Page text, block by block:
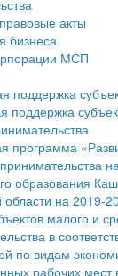
услуги
и АПК
Тверской
граждан
контроль
акты
бизнеса
МСП
поддержка
программа
образования
области на 2019-
малого и
в
по видам
рабочих мест